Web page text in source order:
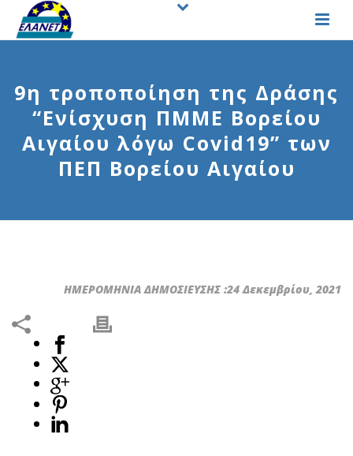
9η τροποποίηση της Δράσης
“Ενίσχυση ΠΜΜΕ Βορείου
Αιγαίου λόγω Covid19” των
ΠΕΠ Βορείου Αιγαίου
ΗΜΕΡΟΜΗΝΙΑ ΔΗΜΟΣΙΕΥΣΗΣ :24 Δεκεμβρίου, 2021